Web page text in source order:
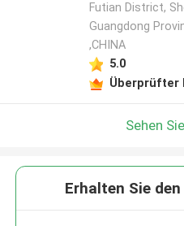
Futian District,
Guangdong
,CHINA
5.0
Überprüfter
Sehen
Erhalten Sie